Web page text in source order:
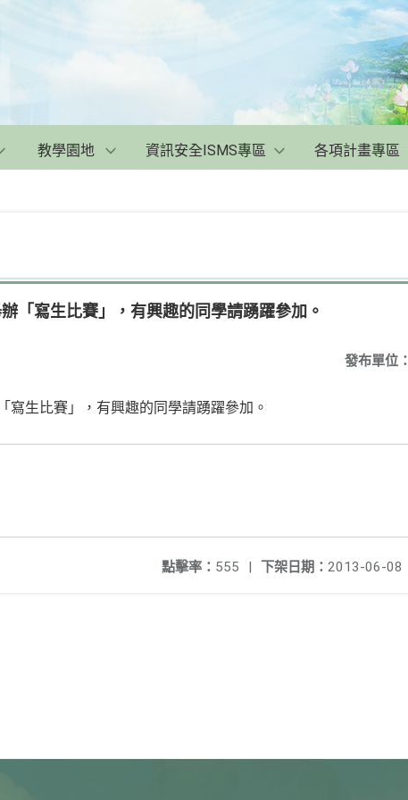
教學園地 資訊安全ISMS專區 各項計畫專區
「寫生比賽」，有興趣的同學請踴躍參加。
發布單位：
寫生比賽」，有興趣的同學請踴躍參加。
下架日期： 2013-06-08
點擊率： 555 |